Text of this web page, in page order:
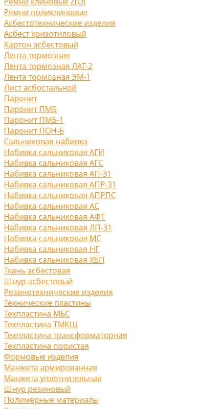
Ремни поликлиновые
Асбестотехнические изделия
Асбест хризотиловый
Картон асбестовый
Лента тормозная
Лента тормозная ЛАТ-2
Лента тормозная ЭМ-1
Лист асбостальной
Паронит
Паронит ПМБ
Паронит ПМБ-1
Паронит ПОН-Б
Сальниковая набивка
Набивка сальниковая АГИ
Набивка сальниковая АГС
Набивка сальниковая АП-31
Набивка сальниковая АПР-31
Набивка сальниковая АПРПС
Набивка сальниковая АС
Набивка сальниковая АФТ
Набивка сальниковая ЛП-31
Набивка сальниковая МС
Набивка сальниковая НГ
Набивка сальниковая ХБП
Ткань асбестовая
Шнур асбестовый
Резинотехнические изделия
Технические пластины
Техпластина МБС
Техпластина ТМКЩ
Техпластина трансформаторная
Техпластина пористая
Формовые изделия
Манжета армированная
Манжета уплотнительная
Шнур резиновый
Полимерные материалы